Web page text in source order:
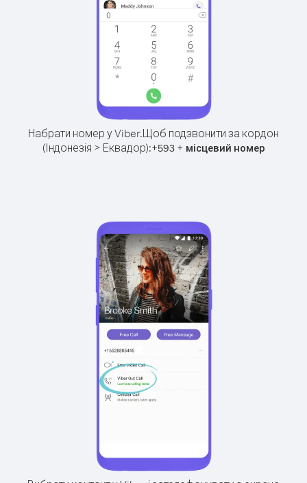
Набрати номер у Viber.Щоб подзвонити за кордон
(Індонезія > Еквадор):+593+ місцевий номер